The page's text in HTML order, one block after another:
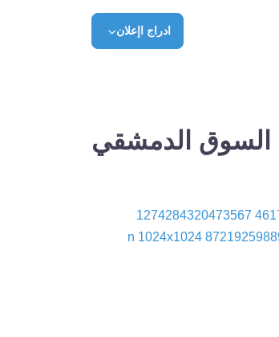
ادراج اإعلان